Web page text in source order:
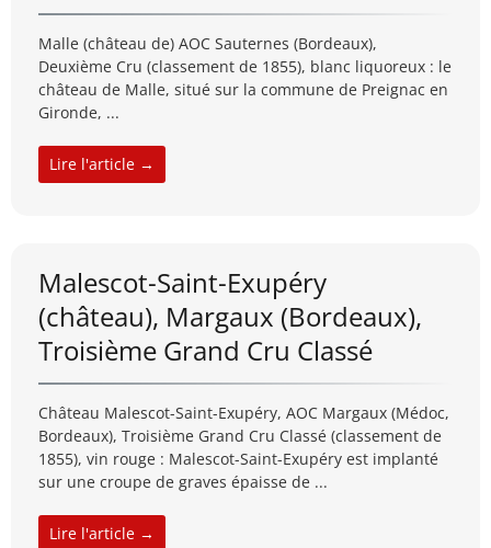
Malle (château de) AOC Sauternes (Bordeaux),
Deuxième Cru (classement de 1855), blanc liquoreux : le
château de Malle, situé sur la commune de Preignac en
Gironde, ...
Lire l'article →
Malescot-Saint-Exupéry
(château), Margaux (Bordeaux),
Troisième Grand Cru Classé
Château Malescot-Saint-Exupéry, AOC Margaux (Médoc,
Bordeaux), Troisième Grand Cru Classé (classement de
1855), vin rouge : Malescot-Saint-Exupéry est implanté
sur une croupe de graves épaisse de ...
Lire l'article →